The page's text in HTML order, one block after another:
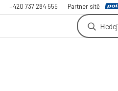
+420 737 284 555 Partner sítě
Hledej